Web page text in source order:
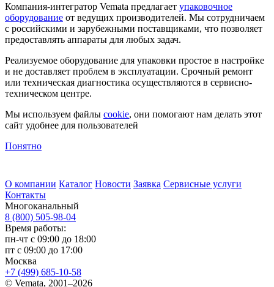
Компания-интегратор Vemata предлагает упаковочное
оборудование от ведущих производителей. Мы сотрудничаем
с российскими и зарубежными поставщиками, что позволяет
предоставлять аппараты для любых задач.
Реализуемое оборудование для упаковки простое в настройке
и не доставляет проблем в эксплуатации. Срочный ремонт
или техническая диагностика осуществляются в сервисно-
техническом центре.
Мы используем файлы cookie, они помогают нам делать этот
сайт удобнее для пользователей
Понятно
О компании Каталог Новости Заявка Сервисные услуги
Контакты
Многоканальный
8 (800) 505-98-04
Время работы:
пн-чт с 09:00 до 18:00
пт с 09:00 до 17:00
Москва
+7 (499) 685-10-58
© Vemata, 2001–2026